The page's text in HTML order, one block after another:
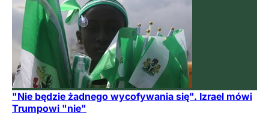
"Nie będzie żadnego wycofywania się". Izrael mówi
Trumpowi "nie"